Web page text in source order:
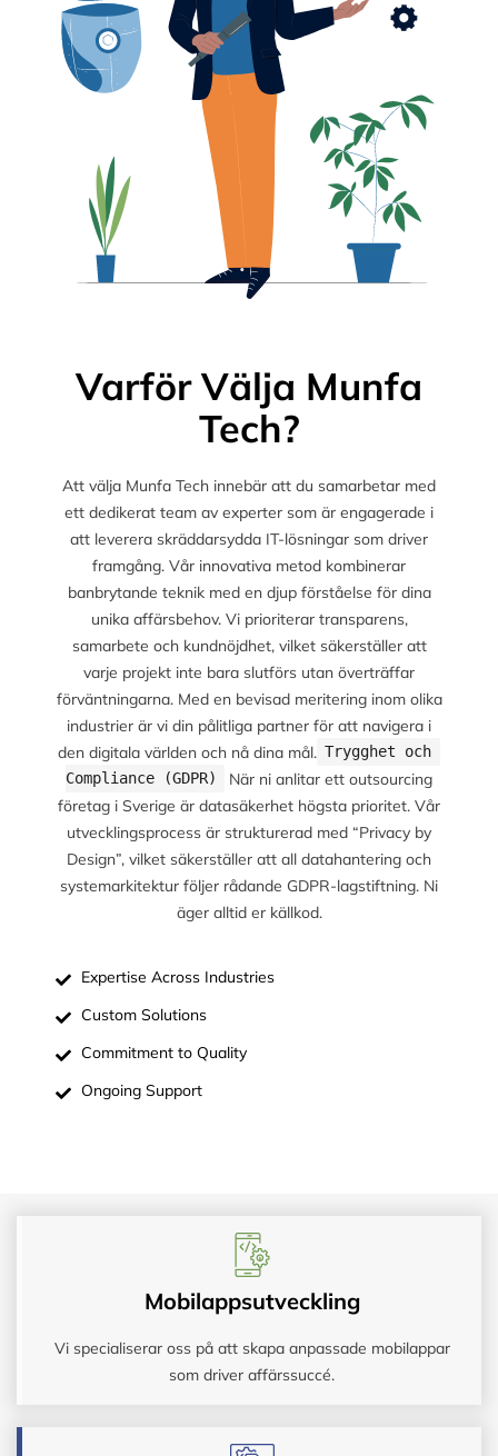
Varför Välja Munfa
Tech?
Att välja Munfa Tech innebär att du samarbetar med
ett dedikerat team av experter som är engagerade i
att leverera skräddarsydda IT-lösningar som driver
framgång. Vår innovativa metod kombinerar
banbrytande teknik med en djup förståelse för dina
unika affärsbehov. Vi prioriterar transparens,
samarbete och kundnöjdhet, vilket säkerställer att
varje projekt inte bara slutförs utan överträffar
förväntningarna. Med en bevisad meritering inom olika
industrier är vi din pålitliga partner för att navigera i
den digitala världen och nå dina mål. Trygghet och
Compliance (GDPR)
När ni anlitar ett outsourcing
företag i Sverige är datasäkerhet högsta prioritet. Vår
utvecklingsprocess är strukturerad med “Privacy by
Design”, vilket säkerställer att all datahantering och
systemarkitektur följer rådande GDPR-lagstiftning. Ni
äger alltid er källkod.
Expertise Across Industries
Custom Solutions
Commitment to Quality
Ongoing Support
Mobilappsutveckling
Vi specialiserar oss på att skapa anpassade mobilappar
som driver affärssuccé.